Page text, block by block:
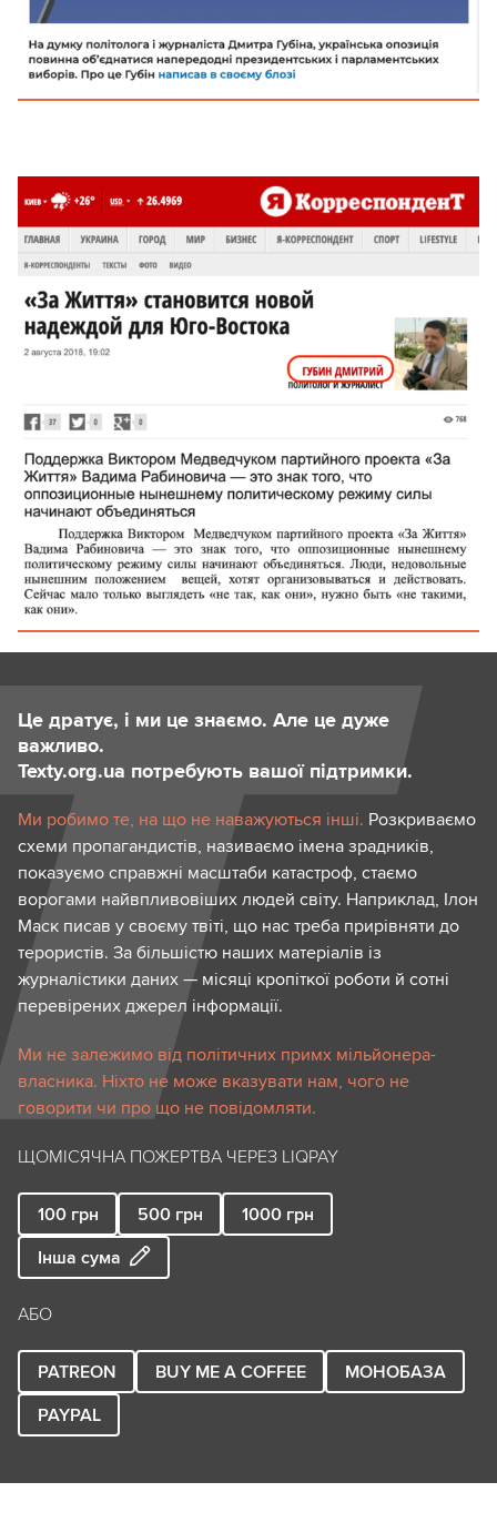
Це дратує, і ми це знаємо. Але це дуже
важливо.
Texty.org.ua потребують вашої підтримки.
Ми робимо те, на що не наважуються інші. Розкриваємо
схеми пропагандистів, називаємо імена зрадників,
показуємо справжні масштаби катастроф, стаємо
ворогами найвпливовіших людей світу. Наприклад, Ілон
Маск писав у своєму твіті, що нас треба прирівняти до
терористів. За більшістю наших матеріалів із
журналістики даних — місяці кропіткої роботи й сотні
перевірених джерел інформації.
Ми не залежимо від політичних примх мільйонера-
власника. Ніхто не може вказувати нам, чого не
говорити чи про що не повідомляти.
ЩОМІСЯЧНА ПОЖЕРТВА ЧЕРЕЗ LIQPAY
100 грн 500 грн 1000 грн
Інша сума
АБО
PATREON BUY ME A COFFEE
МОНОБАЗА
PAYPAL